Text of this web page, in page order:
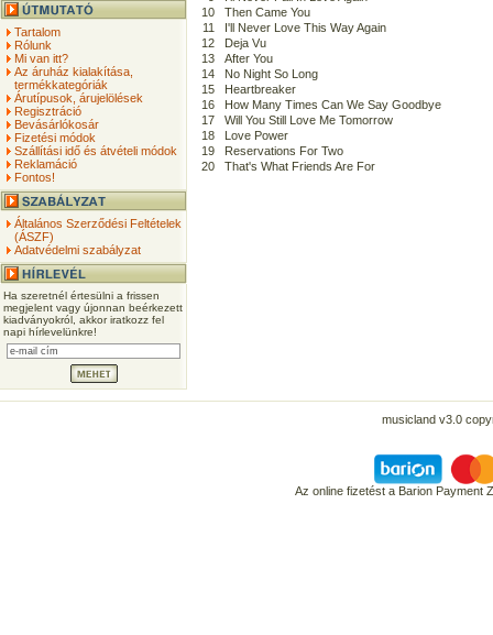
Tartalom
Rólunk
Mi van itt?
Az áruház kialakítása,
termékkategóriák
Árutípusok, árujelölések
Regisztráció
Bevásárlókosár
Fizetési módok
Szállítási idő és átvételi módok
Reklamáció
Fontos!
Általános Szerződési Feltételek
(ÁSZF)
Adatvédelmi szabályzat
Ha szeretnél értesülni a frissen
megjelent vagy újonnan beérkezett
kiadványokról, akkor iratkozz fel
napi hírlevelünkre!
10
Then Came You
11
I'll Never Love This Way Again
12
Deja Vu
13
After You
14
No Night So Long
15
Heartbreaker
16
How Many Times Can We Say Goodbye
17
Will You Still Love Me Tomorrow
18
Love Power
19
Reservations For Two
20
That's What Friends Are For
musicland v3.0
Az online fizetést a Barion Payment